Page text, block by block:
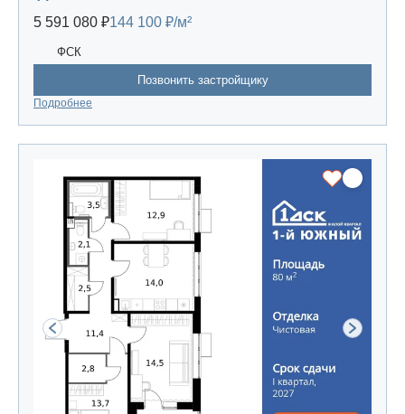
5 591 080 ₽144 100 ₽/м²
ФСК
Позвонить застройщику
Подробнее